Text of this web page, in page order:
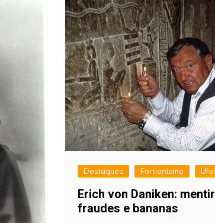
Destaques Fortianismo
Erich von Daniken:
fraudes e bananas